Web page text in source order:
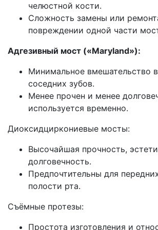
челюстной кости.
Сложность замены или
повреждении одной части
Адгезивный мост («Maryland»):
Минимальное вмешательство
соседних зубов.
Менее прочен и менее
используется временно.
Диоксидциркониевые мосты:
Высочайшая прочность,
долговечность.
Предпочтительны для
полости рта.
Съёмные протезы:
Простота изготовления и